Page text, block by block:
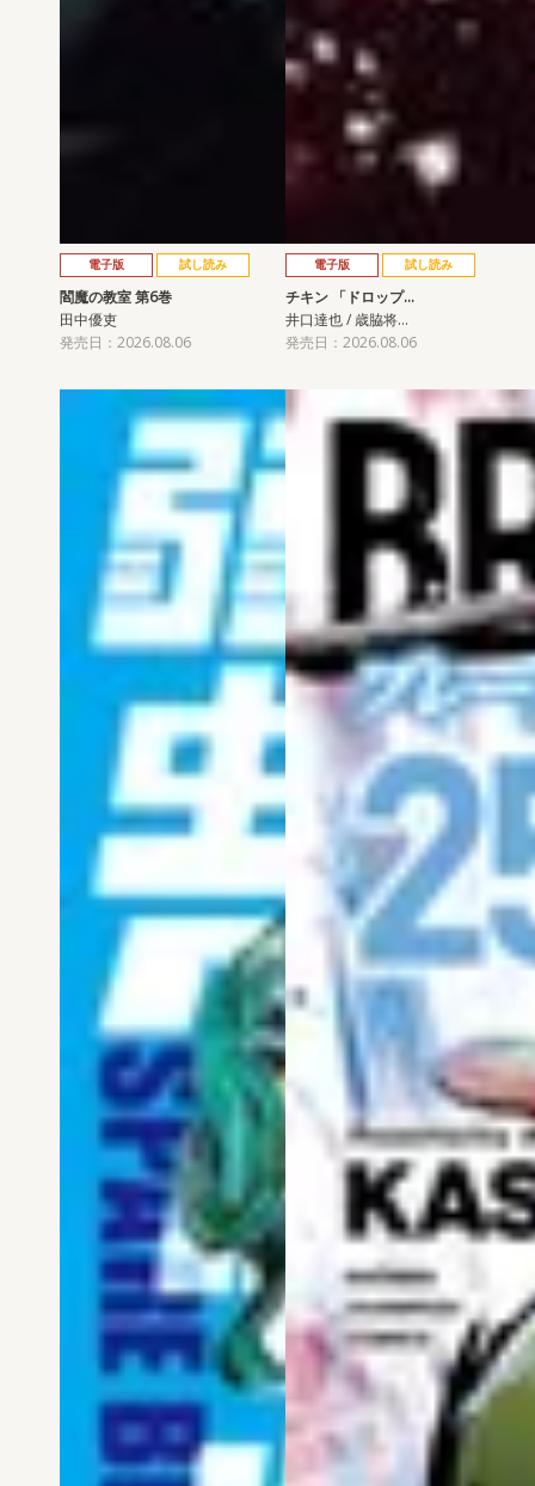
電子版 試し読み
閻魔の教室 第6巻
田中優吏
発売日：2026.08.06
電子版 試し読み
チキン 「ドロップ…
井口達也 / 歳脇将…
発売日：2026.08.06